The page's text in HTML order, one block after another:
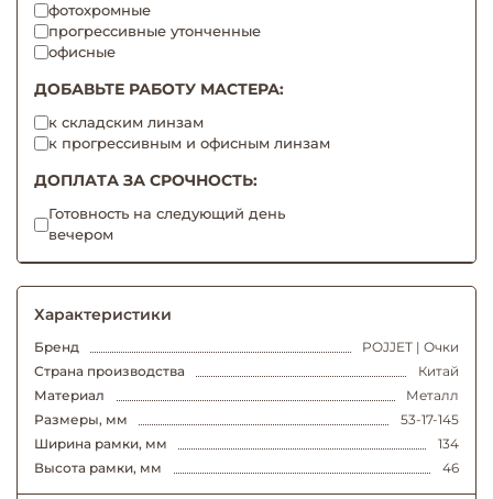
фотохромные
прогрессивные утонченные
офисные
ДОБАВЬТЕ РАБОТУ МАСТЕРА:
к складским линзам
к прогрессивным и офисным линзам
ДОПЛАТА ЗА СРОЧНОСТЬ:
Готовность на следующий день
вечером
Характеристики
Бренд
POJJET | Очки
Страна производства
Китай
Материал
Металл
Размеры, мм
53-17-145
Ширина рамки, мм
134
Высота рамки, мм
46